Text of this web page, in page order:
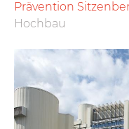
Prävention
Hochbau